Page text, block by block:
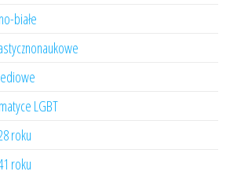
białe
LGBT
roku
roku